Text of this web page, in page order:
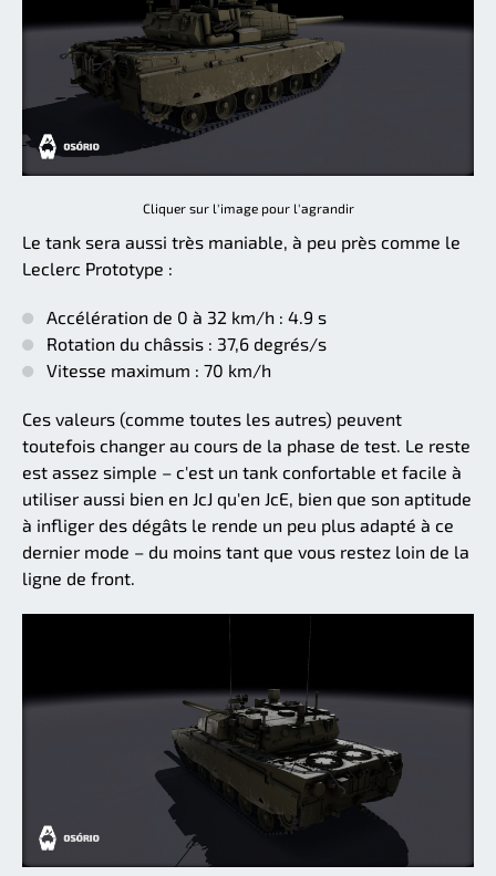
Cliquer sur l'image pour l'agrandir
Le tank sera aussi très maniable, à peu près comme le
Leclerc Prototype :
Accélération de 0 à 32 km/h : 4.9 s
Rotation du châssis : 37,6 degrés/s
Vitesse maximum : 70 km/h
Ces valeurs (comme toutes les autres) peuvent
toutefois changer au cours de la phase de test. Le reste
est assez simple – c'est un tank confortable et facile à
utiliser aussi bien en JcJ qu'en JcE, bien que son aptitude
à infliger des dégâts le rende un peu plus adapté à ce
dernier mode – du moins tant que vous restez loin de la
ligne de front.